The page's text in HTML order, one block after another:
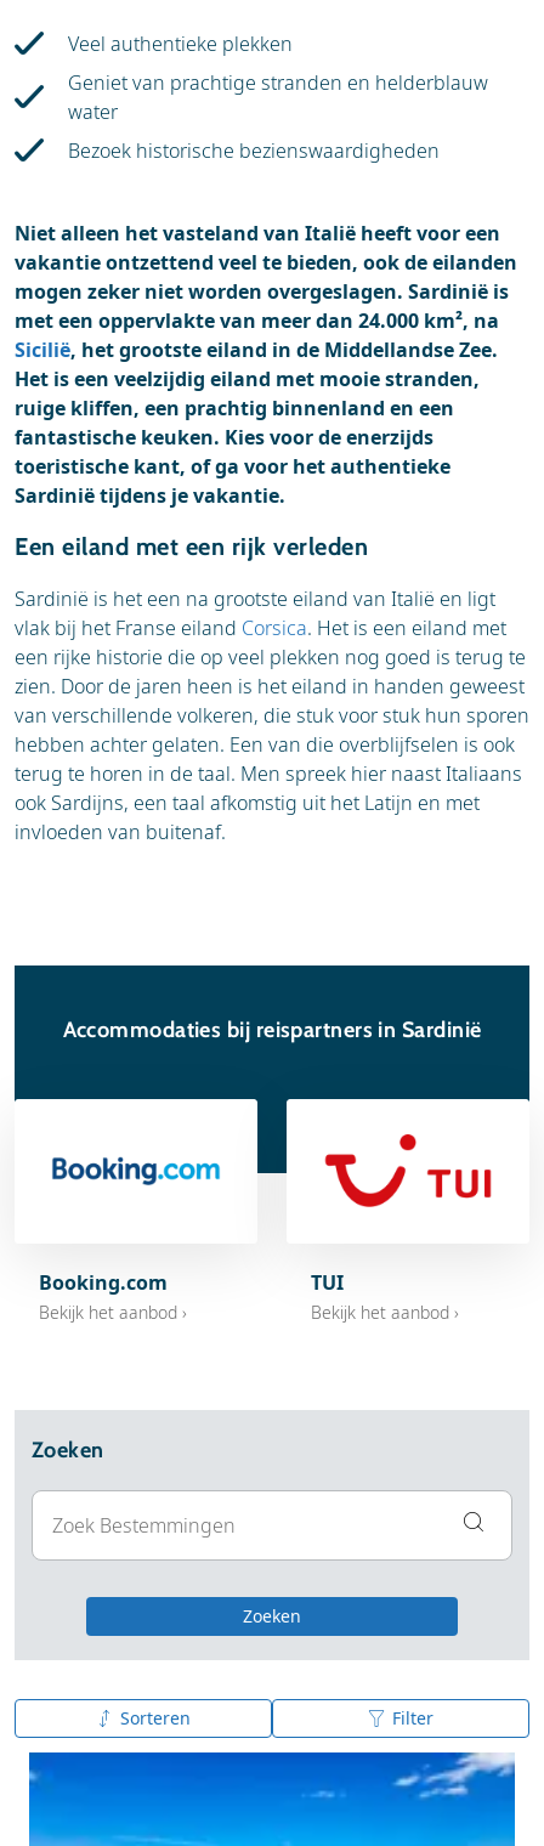
Veel authentieke plekken
Geniet van prachtige stranden en helderblauw
water
Bezoek historische bezienswaardigheden
Niet alleen het vasteland van Italië heeft voor een
vakantie ontzettend veel te bieden, ook de eilanden
mogen zeker niet worden overgeslagen. Sardinië is
met een oppervlakte van meer dan 24.000 km², na
Sicilië, het grootste eiland in de Middellandse Zee.
Het is een veelzijdig eiland met mooie stranden,
ruige kliffen, een prachtig binnenland en een
fantastische keuken. Kies voor de enerzijds
toeristische kant, of ga voor het authentieke
Sardinië tijdens je vakantie.
Een eiland met een rijk verleden
Sardinië is het een na grootste eiland van Italië en ligt
vlak bij het Franse eiland Corsica. Het is een eiland met
een rijke historie die op veel plekken nog goed is terug te
zien. Door de jaren heen is het eiland in handen geweest
van verschillende volkeren, die stuk voor stuk hun sporen
hebben achter gelaten. Een van die overblijfselen is ook
terug te horen in de taal. Men spreek hier naast Italiaans
ook Sardijns, een taal afkomstig uit het Latijn en met
invloeden van buitenaf.
Accommodaties bij reispartners in Sardinië
Booking.com
Bekijk het aanbod ›
TUI
Bekijk het aanbod ›
Zoeken
Zoeken
Sorteren Filter
A tot Z
Z tot A